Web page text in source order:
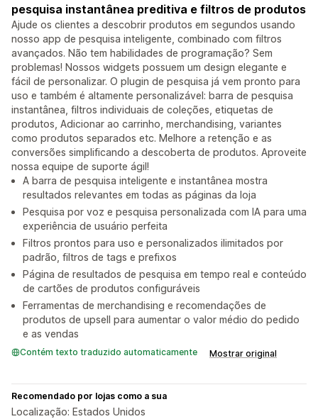
pesquisa instantânea preditiva e filtros de produtos
Ajude os clientes a descobrir produtos em segundos usando
nosso app de pesquisa inteligente, combinado com filtros
avançados. Não tem habilidades de programação? Sem
problemas! Nossos widgets possuem um design elegante e
fácil de personalizar. O plugin de pesquisa já vem pronto para
uso e também é altamente personalizável: barra de pesquisa
instantânea, filtros individuais de coleções, etiquetas de
produtos, Adicionar ao carrinho, merchandising, variantes
como produtos separados etc. Melhore a retenção e as
conversões simplificando a descoberta de produtos. Aproveite
nossa equipe de suporte ágil!
A barra de pesquisa inteligente e instantânea mostra
resultados relevantes em todas as páginas da loja
Pesquisa por voz e pesquisa personalizada com IA para uma
experiência de usuário perfeita
Filtros prontos para uso e personalizados ilimitados por
padrão, filtros de tags e prefixos
Página de resultados de pesquisa em tempo real e conteúdo
de cartões de produtos configuráveis
Ferramentas de merchandising e recomendações de
produtos de upsell para aumentar o valor médio do pedido
e as vendas
Contém texto traduzido automaticamente Mostrar original
Recomendado por lojas como a sua
Localização: Estados Unidos